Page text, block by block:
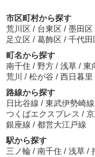
市区町村から探す
荒川区 / 台東区 / 墨田区
足立区 / 葛飾区 / 千代田
町名から探す
南千住 / 野方 / 浅草 / 東
荒川 / 松が谷 / 西日暮里
路線から探す
日比谷線 / 東武伊勢崎線
つくばエクスプレス /
銀座線 / 都営大江戸線
駅から探す
三ノ輪 / 南千住 / 浅草 /